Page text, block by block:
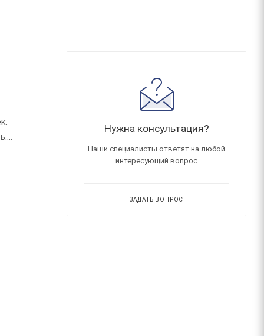
Нужна консультация?
Наши специалисты ответят на любой
интересующий вопрос
ЗАДАТЬ ВОПРОС